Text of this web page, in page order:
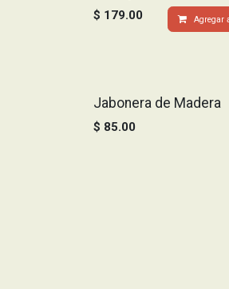
$ 179.00 Agregar
Jabonera de Madera
$ 85.00